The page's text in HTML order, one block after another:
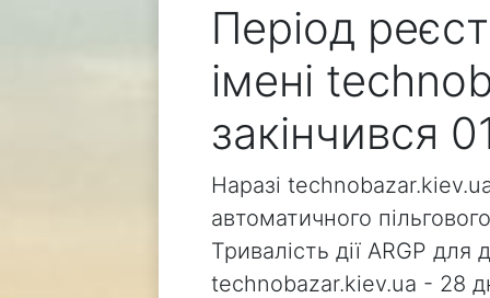
Період
імені
закінчився
Наразі
автоматичного
Тривалість дії ARGP для
technobazar.kiev.ua - 28